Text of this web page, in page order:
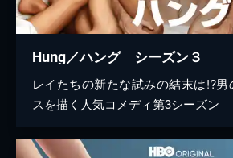
Hung／ハング シーズン３
レイたちの新たな試みの結末は!?
スを描く人気コメディ第3シーズン